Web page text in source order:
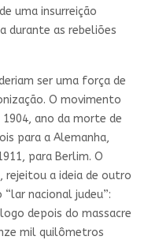
uma insurreição
durante as rebeliões
ser uma força de
O movimento
ano da morte de
para a Alemanha,
para Berlim. O
rejeitou a ideia de outro
nacional judeu”:
depois do massacre
mil quilômetros